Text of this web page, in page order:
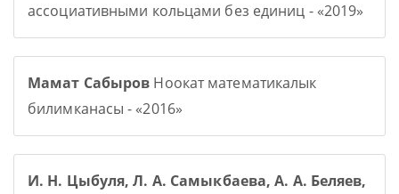
ассоциативными кольцами без единиц - «2019»
Мамат Сабыров Ноокат математикалык
билимканасы - «2016»
И. Н. Цыбуля, Л. А. Самыкбаева, А. А. Беляев,